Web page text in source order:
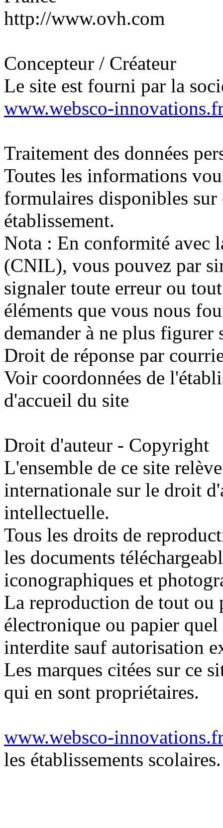
http://www.ovh.com
Concepteur / Créateur
Le site est fourni par la
www.websco-
Traitement des données
Toutes les informations
formulaires disponibles sur
établissement.
Nota : En conformité avec
(CNIL), vous pouvez par
signaler toute erreur ou
éléments que vous nous
demander à ne plus
Droit de réponse par
Voir coordonnées de
d'accueil du site
Droit d'auteur - Copyright
L'ensemble de ce site
internationale sur le droit
intellectuelle.
Tous les droits de
les documents
iconographiques et
La reproduction de tout ou
électronique ou papier
interdite sauf autorisation
Les marques citées sur ce
qui en sont propriétaires.
www.websco-
les établissements scolaires.